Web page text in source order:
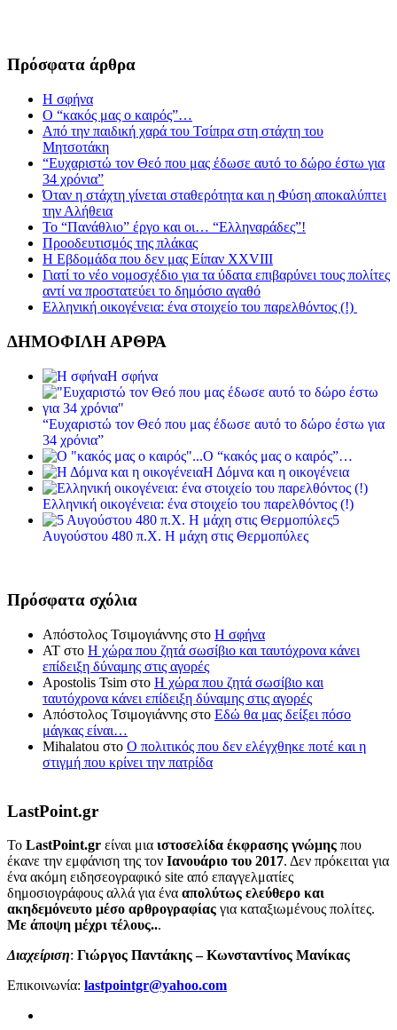
Πρόσφατα άρθρα
Η σφήνα
Ο “κακός μας ο καιρός”…
Από την παιδική χαρά του Τσίπρα στη στάχτη του
Μητσοτάκη
“Ευχαριστώ τον Θεό που μας έδωσε αυτό το δώρο έστω για
34 χρόνια”
Όταν η στάχτη γίνεται σταθερότητα και η Φύση αποκαλύπτει
την Αλήθεια
Το “Πανάθλιο” έργο και οι… “Ελληναράδες”!
Προοδευτισμός της πλάκας
Η Εβδομάδα που δεν μας Είπαν XXVIII
Γιατί το νέο νομοσχέδιο για τα ύδατα επιβαρύνει τους πολίτες
αντί να προστατεύει το δημόσιο αγαθό
Ελληνική οικογένεια: ένα στοιχείο του παρελθόντος (!)
ΔΗΜΟΦΙΛΗ ΑΡΘΡΑ
Η σφήνα
“Ευχαριστώ τον Θεό που μας έδωσε αυτό το δώρο έστω για
34 χρόνια”
Ο “κακός μας ο καιρός”…
Η Δόμνα και η οικογένεια
Ελληνική οικογένεια: ένα στοιχείο του παρελθόντος (!)
5
Αυγούστου 480 π.Χ. Η μάχη στις Θερμοπύλες
Πρόσφατα σχόλια
Απόστολος Τσιμογιάννης στο Η σφήνα
ΑΤ στο Η χώρα που ζητά σωσίβιο και ταυτόχρονα κάνει
επίδειξη δύναμης στις αγορές
Apostolis Tsim στο Η χώρα που ζητά σωσίβιο και
ταυτόχρονα κάνει επίδειξη δύναμης στις αγορές
Απόστολος Τσιμογιάννης στο Εδώ θα μας δείξει πόσο
μάγκας είναι…
Mihalatou στο Ο πολιτικός που δεν ελέγχθηκε ποτέ και η
στιγμή που κρίνει την πατρίδα
LastPoint.gr
To LastPoint.gr είναι μια ιστοσελίδα έκφρασης γνώμης που
έκανε την εμφάνιση της τον Ιανουάριο του 2017. Δεν πρόκειται για
ένα ακόμη ειδησεογραφικό site από επαγγελματίες
δημοσιογράφους αλλά για ένα απολύτως ελεύθερο και
ακηδεμόνευτο μέσο αρθρογραφίας για καταξιωμένους πολίτες.
Με άποψη μέχρι τέλους...
Διαχείριση: Γιώργος Παντάκης – Κωνσταντίνος Μανίκας
Επικοινωνία: lastpointgr@yahoo.com